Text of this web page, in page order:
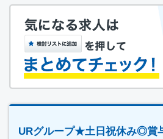
URグループ★土日祝休み◎賞